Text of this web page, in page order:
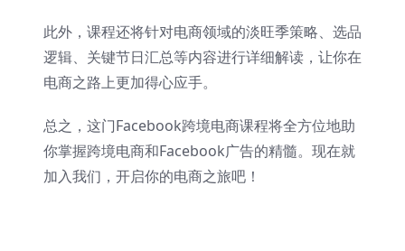
此外，课程还将针对电商领域的淡旺季策略、选品
逻辑、关键节日汇总等内容进行详细解读，让你在
电商之路上更加得心应手。
总之，这门Facebook跨境电商课程将全方位地助
你掌握跨境电商和Facebook广告的精髓。现在就
加入我们，开启你的电商之旅吧！